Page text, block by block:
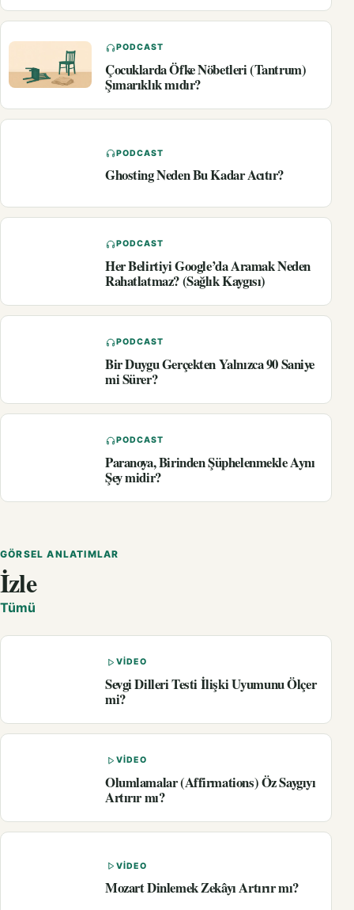
PODCAST
Çocuklarda Öfke Nöbetleri (Tantrum)
Şımarıklık mıdır?
PODCAST
Ghosting Neden Bu Kadar Acıtır?
PODCAST
Her Belirtiyi Google’da Aramak Neden
Rahatlatmaz? (Sağlık Kaygısı)
PODCAST
Bir Duygu Gerçekten Yalnızca 90 Saniye
mi Sürer?
PODCAST
Paranoya, Birinden Şüphelenmekle Aynı
Şey midir?
GÖRSEL ANLATIMLAR
İzle
Tümü
VIDEO
Sevgi Dilleri Testi İlişki Uyumunu Ölçer
mi?
VIDEO
Olumlamalar (Affirmations) Öz Saygıyı
Artırır mı?
VIDEO
Mozart Dinlemek Zekâyı Artırır mı?